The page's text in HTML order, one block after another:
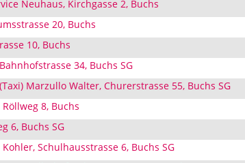
Neuhaus, Kirchgasse 2, Buchs
20, Buchs
10, Buchs
34, Buchs SG
Marzullo Walter, Churerstrasse 55, Buchs SG
8, Buchs
6, Buchs SG
Schulhausstrasse 6, Buchs SG